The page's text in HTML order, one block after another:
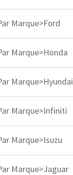
Marque>Ford
Marque>Honda
Marque>Hyundai
Marque>Infiniti
Marque>Isuzu
Marque>Jaguar